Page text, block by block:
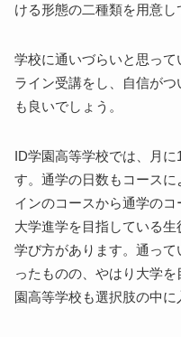
ける形態の二種類を用意し
学校に通いづらいと思っ
ライン受講をし、自信が
も良いでしょう。
ID学園高等学校では、月
す。通学の日数もコース
インのコースから通学のコ
大学進学を目指している
学び方があります。通っ
ったものの、やはり大学
園高等学校も選択肢の中に